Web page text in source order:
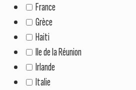
France
Grèce
Haiti
Ile de la Réunion
Irlande
Italie